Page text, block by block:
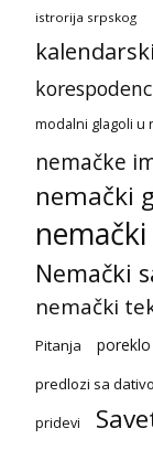
istrorija srpskog
modalni glagoli u
nemačke
nemački
Nemački
nemački
Pitanja
predlozi sa
pridevi